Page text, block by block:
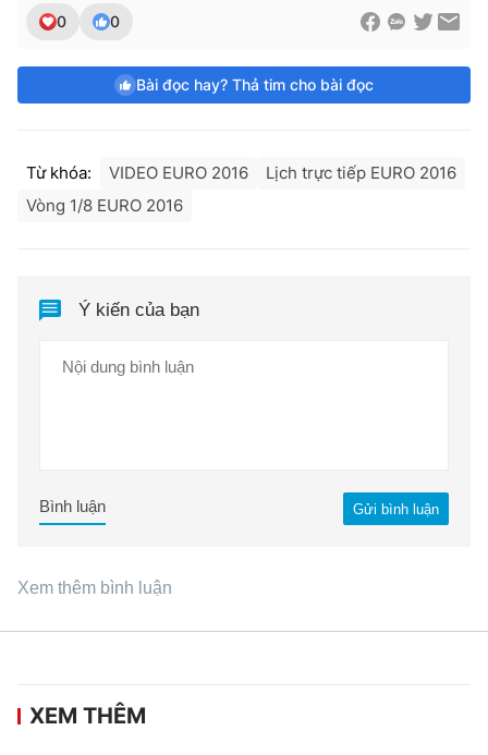
0 0
Bài đọc hay? Thả tim cho bài đọc
Từ khóa: VIDEO EURO 2016
Lịch trực tiếp EURO 2016
Vòng 1/8 EURO 2016
Ý kiến của bạn
Gửi bình luận
Bình luận
Xem thêm bình luận
XEM THÊM